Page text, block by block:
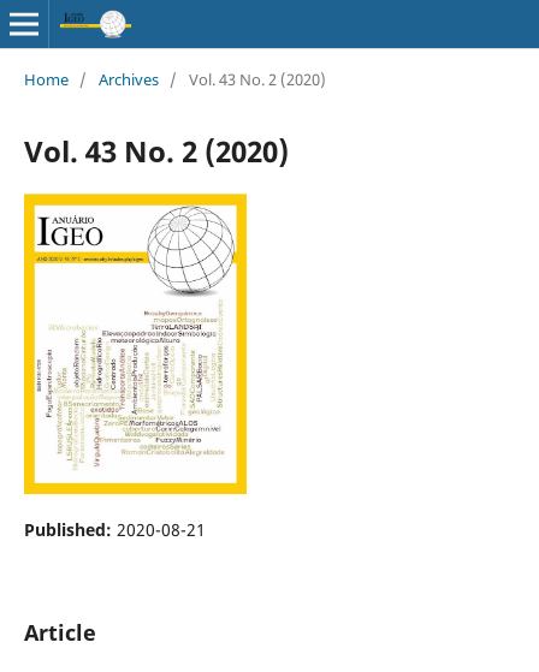
Home / Archives / Vol. 43 No. 2 (2020)
Vol. 43 No. 2 (2020)
Published: 2020-08-21
Article